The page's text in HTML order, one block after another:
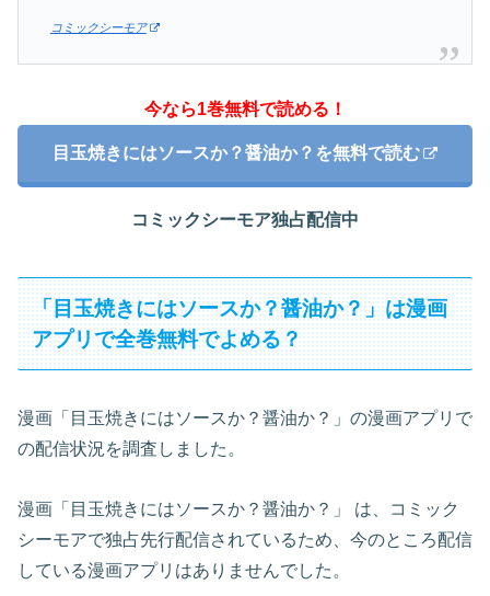
コミックシーモア
今なら1巻無料で読める！
目玉焼きにはソースか？醤油か？を無料で読む
コミックシーモア独占配信中
「目玉焼きにはソースか？醤油か？」は漫画
アプリで全巻無料でよめる？
漫画「目玉焼きにはソースか？醤油か？」の漫画アプリで
の配信状況を調査しました。
漫画「目玉焼きにはソースか？醤油か？」 は、コミック
シーモアで独占先行配信されているため、今のところ配信
している漫画アプリはありませんでした。